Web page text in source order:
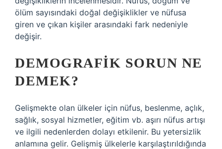
ölüm sayısındaki doğal değişiklikler ve nüfusa
giren ve çıkan kişiler arasındaki fark nedeniyle
değişir.
DEMOGRAFIK SORUN NE
DEMEK?
Gelişmekte olan ülkeler için nüfus, beslenme, açlık,
sağlık, sosyal hizmetler, eğitim vb. aşırı nüfus artışı
ve ilgili nedenlerden dolayı etkilenir. Bu yetersizlik
anlamına gelir. Gelişmiş ülkelerle karşılaştırıldığında